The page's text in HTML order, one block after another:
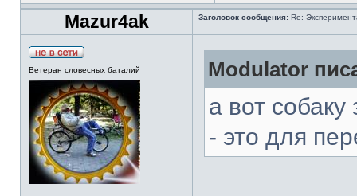
Mazur4ak
Заголовок сообщения: Re:
Ветеран словесных баталий Modulator
а вот
- это для